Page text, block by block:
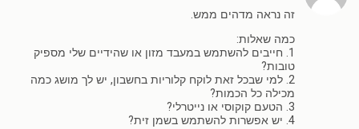
זה נראה מדהים ממש.
כמה שאלות:
1. חייבים להשתמש במעבד מזון או שהידיים שלי מספיק
טובות?
2. למי שבכל זאת לוקח קלוריות בחשבון, יש לך מושג כמה
מכילה כל הכמות?
3. הטעם קוקוסי או נייטרלי?
4. יש אפשרות להשתמש בשמן זית?